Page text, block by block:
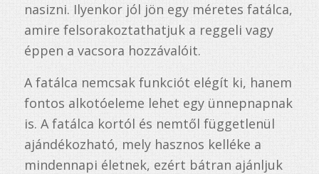
nasizni. Ilyenkor jól jön egy méretes fatálca,
amire felsorakoztathatjuk a reggeli vagy
éppen a vacsora hozzávalóit.
A fatálca nemcsak funkciót elégít ki, hanem
fontos alkotóeleme lehet egy ünnepnapnak
is. A fatálca kortól és nemtől függetlenül
ajándékozható, mely hasznos kelléke a
mindennapi életnek, ezért bátran ajánljuk